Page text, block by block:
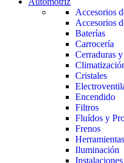
Accesorios
Accesorios
Baterías
Carrocería
Cerraduras
Cristales
Encendido
Filtros
Fluídos y
Frenos
Herramientas
Iluminación